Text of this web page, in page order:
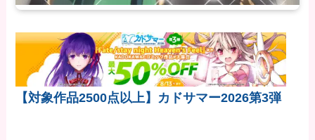
【対象作品2500点以上】カドサマー2026第3弾